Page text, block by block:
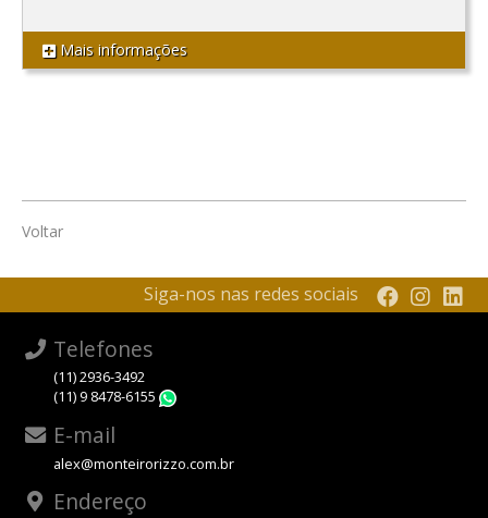
Mais informações
Voltar
Siga-nos nas redes sociais
Telefones
(11) 2936-3492
(11) 9 8478-6155
E-mail
alex@monteirorizzo.com.br
Endereço